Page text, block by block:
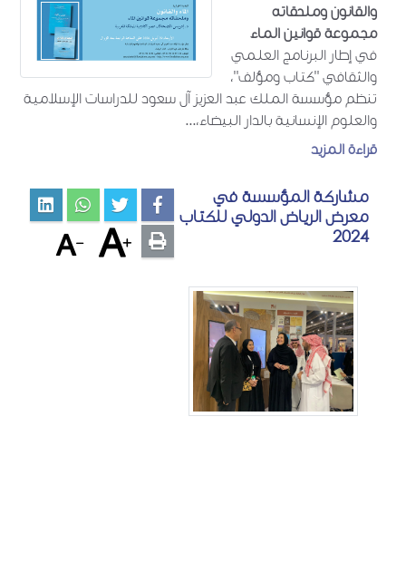
والقانون وملحقاته
مجموعة قوانين الماء
في إطار البرنامج العلمي
والثقافي "كتاب ومؤلف"،
تنظم مؤسسة الملك عبد العزيز آل سعود للدراسات الإسلامية
والعلوم الإنسانية بالدار البيضاء،...
قراءة المزيد
مشاركة المؤسسة في
معرض الرياض الدولي للكتاب
2024